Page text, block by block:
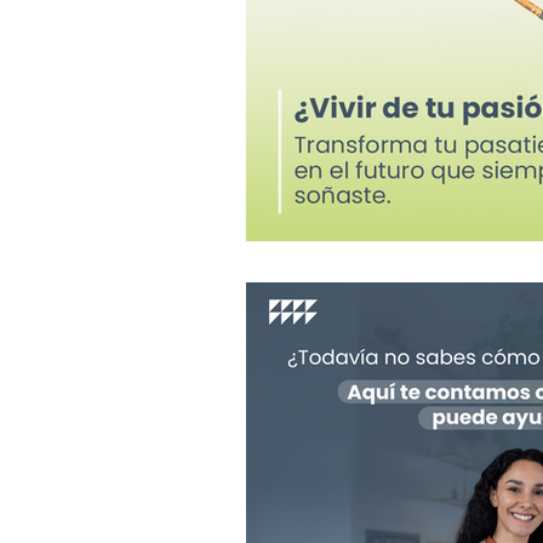
Declaración anual
PYMES